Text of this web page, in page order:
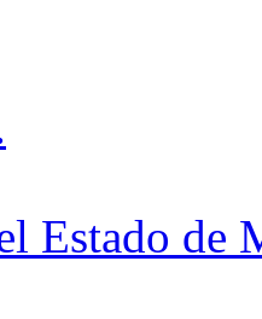
Estado de